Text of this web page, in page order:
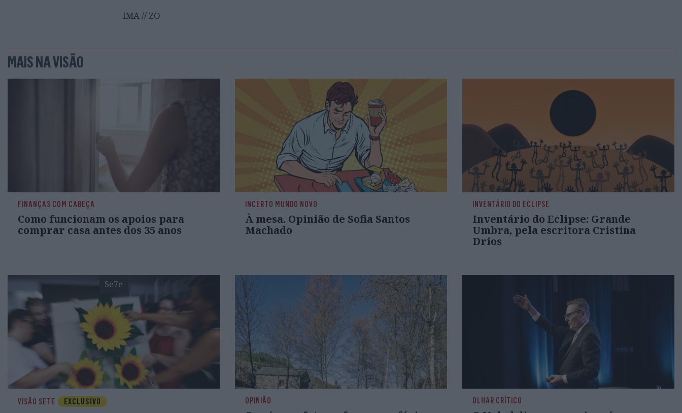
IMA // ZO
MAIS NA VISÃO
FINANÇAS COM CABEÇA
Como funcionam os apoios para
comprar casa antes dos 35 anos
INCERTO MUNDO NOVO
À mesa. Opinião de Sofia Santos
Machado
INVENTÁRIO DO ECLIPSE
Inventário do Eclipse: Grande
Umbra, pela escritora Cristina
Drios
Se7e
VISÃO SETE EXCLUSIVO OPINIÃO OLHAR CRÍTICO